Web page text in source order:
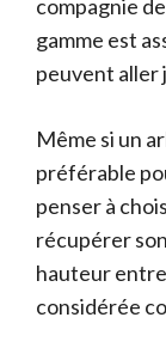
compagnie
gamme est
peuvent aller
Même si un
préférable
penser à
récupérer
hauteur
considérée